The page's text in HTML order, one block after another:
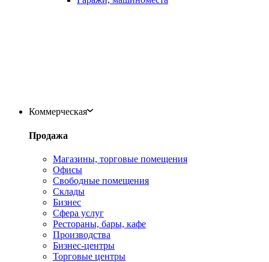
Коммерческая
Продажа
Магазины, торговые помещения
Офисы
Свободные помещения
Склады
Бизнес
Сфера услуг
Рестораны, бары, кафе
Производства
Бизнес-центры
Торговые центры